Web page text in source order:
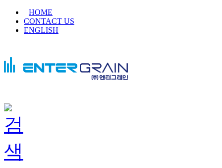
HOME
CONTACT US
ENGLISH